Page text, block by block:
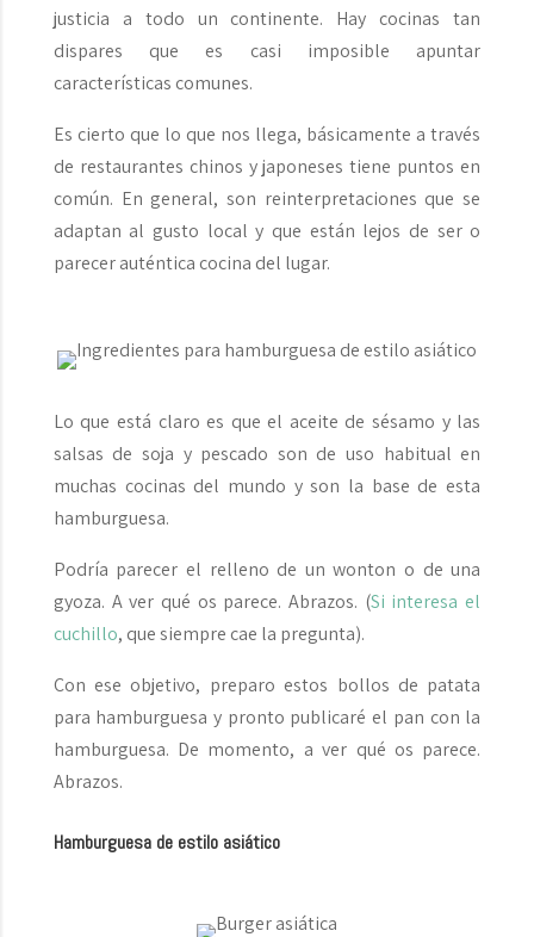
justicia a todo un continente. Hay cocinas tan
dispares que es casi imposible apuntar
características comunes.
Es cierto que lo que nos llega, básicamente a través
de restaurantes chinos y japoneses tiene puntos en
común. En general, son reinterpretaciones que se
adaptan al gusto local y que están lejos de ser o
parecer auténtica cocina del lugar.
Lo que está claro es que el aceite de sésamo y las
salsas de soja y pescado son de uso habitual en
muchas cocinas del mundo y son la base de esta
hamburguesa.
Podría parecer el relleno de un wonton o de una
gyoza. A ver qué os parece. Abrazos. (Si interesa el
cuchillo, que siempre cae la pregunta).
Con ese objetivo, preparo estos bollos de patata
para hamburguesa y pronto publicaré el pan con la
hamburguesa. De momento, a ver qué os parece.
Abrazos.
Hamburguesa de estilo asiático